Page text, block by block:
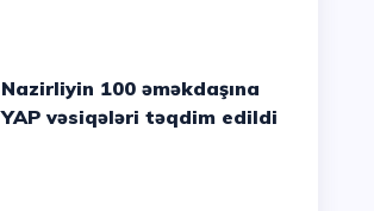
Nazirliyin 100 əməkdaşına
YAP vəsiqələri təqdim edildi